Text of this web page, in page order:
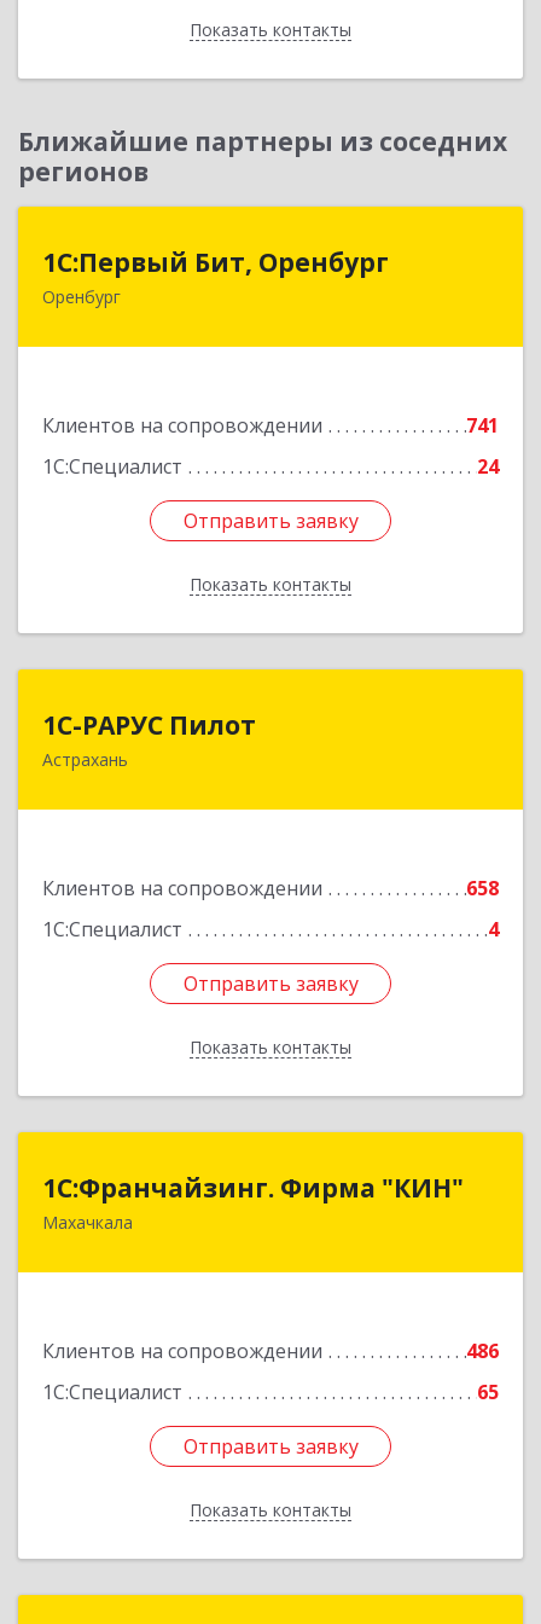
Показать контакты
Назад
Ближайшие партнеры из соседних
регионов
1С:Первый Бит, Оренбург
Оренбург
Клиентов на сопровождении
741
1С:Специалист
24
Отправить заявку
Показать контакты
1С:Первый Бит, Оренбург
460044, Оренбургская обл, Оренбург, Березка
Отправить заявку
Назад
1С-РАРУС Пилот
Астрахань
Клиентов на сопровождении
658
1С:Специалист
4
Отправить заявку
Показать контакты
Отправить заявку
Назад
1С:Франчайзинг. Фирма "КИН"
Махачкала
Клиентов на сопровождении
486
1С:Специалист
65
Отправить заявку
Показать контакты
1С:Франчайзинг. Фирма "КИН"
367030, Дагестан Респ, Махачкала г, И.Казака
Отправить заявку
Назад